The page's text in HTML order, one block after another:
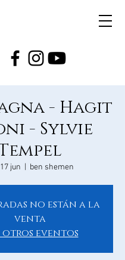
- Hagit
- Sylvie
jun ben shemen
no están a la
venta
otros eventos